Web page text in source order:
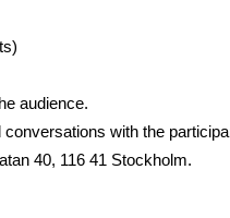
audience.
with the
40, 116 41 Stockholm.